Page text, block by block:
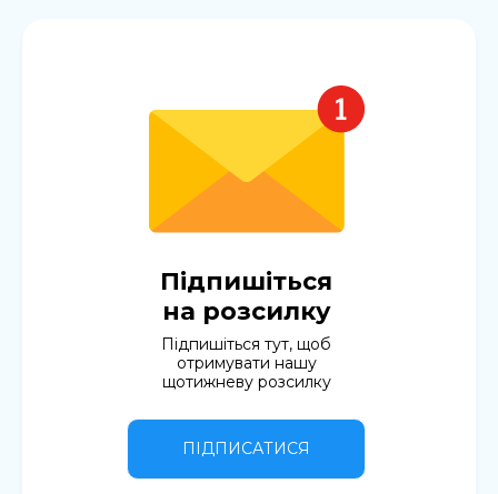
Підпишіться
на розсилку
Підпишіться тут, щоб
отримувати нашу
щотижневу розсилку
ПІДПИСАТИСЯ